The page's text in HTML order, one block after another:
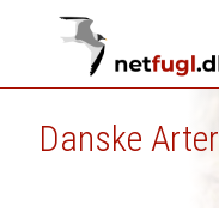
Danske Arter